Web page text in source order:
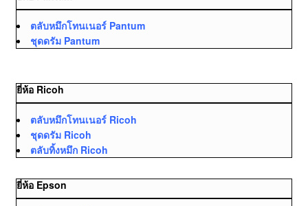
ตลับหมึกโทนเนอร์ Pantum
ชุดดรัม Pantum
ยี่ห้อ Ricoh
ตลับหมึกโทนเนอร์ Ricoh
ชุดดรัม Ricoh
ตลับทิ้งหมึก Ricoh
ยี่ห้อ Epson